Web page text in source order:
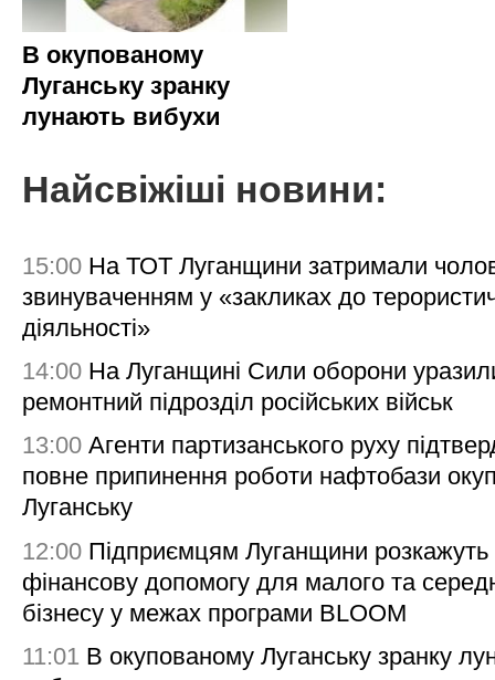
В окупованому
Луганську зранку
лунають вибухи
Найсвіжіші новини:
15:00 На ТОТ Луганщини затримали
звинуваченням у «закликах до
діяльності»
14:00 На Луганщині Сили оборони
ремонтний підрозділ російських військ
13:00 Агенти партизанського руху
повне припинення роботи нафтобази
Луганську
12:00 Підприємцям Луганщини розкажуть
фінансову допомогу для малого та
бізнесу у межах програми BLOOM
11:01 В окупованому Луганську зранку